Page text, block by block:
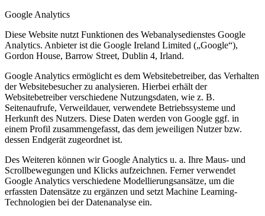
Google Analytics
Diese Website nutzt Funktionen des Webanalysedienstes Google
Analytics. Anbieter ist die Google Ireland Limited („Google“),
Gordon House, Barrow Street, Dublin 4, Irland.
Google Analytics ermöglicht es dem Websitebetreiber, das Verhalten
der Websitebesucher zu analysieren. Hierbei erhält der
Websitebetreiber verschiedene Nutzungsdaten, wie z. B.
Seitenaufrufe, Verweildauer, verwendete Betriebssysteme und
Herkunft des Nutzers. Diese Daten werden von Google ggf. in
einem Profil zusammengefasst, das dem jeweiligen Nutzer bzw.
dessen Endgerät zugeordnet ist.
Des Weiteren können wir Google Analytics u. a. Ihre Maus- und
Scrollbewegungen und Klicks aufzeichnen. Ferner verwendet
Google Analytics verschiedene Modellierungsansätze, um die
erfassten Datensätze zu ergänzen und setzt Machine Learning-
Technologien bei der Datenanalyse ein.